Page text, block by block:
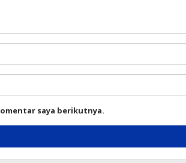
saya berikutnya.